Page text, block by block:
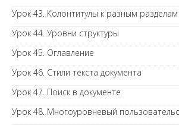
Урок 43. Колонтитулы к разным разделам
Урок 44. Уровни структуры
Урок 45. Оглавление
Урок 46. Стили текста документа
Урок 47. Поиск в документе
Урок 48. Многоуровневый